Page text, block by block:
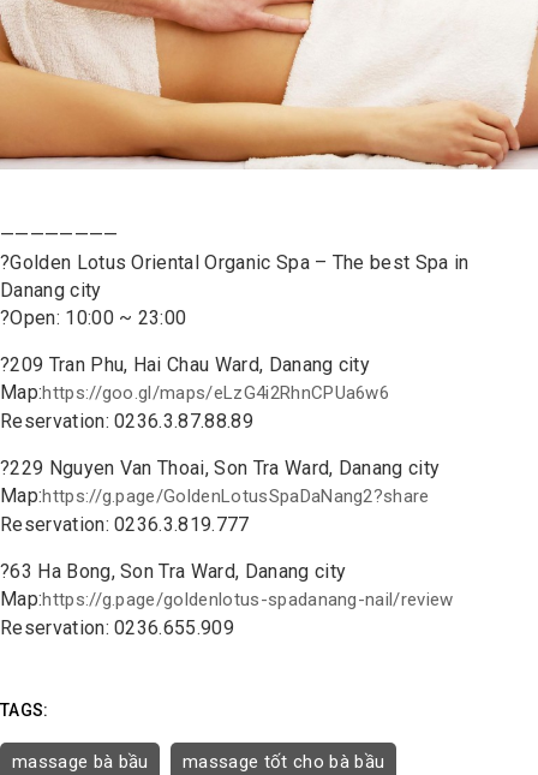
————————
?Golden Lotus Oriental Organic Spa – The best Spa in
Danang city
?Open: 10:00 ~ 23:00
?209 Tran Phu, Hai Chau Ward, Danang city
Map:https://goo.gl/maps/eLzG4i2RhnCPUa6w6
Reservation: 0236.3.87.88.89
?229 Nguyen Van Thoai, Son Tra Ward, Danang city
Map:https://g.page/GoldenLotusSpaDaNang2?share
Reservation: 0236.3.819.777
?63 Ha Bong, Son Tra Ward, Danang city
Map:https://g.page/goldenlotus-spadanang-nail/review
Reservation: 0236.655.909
TAGS:
massage bà bầu massage tốt cho bà bầu